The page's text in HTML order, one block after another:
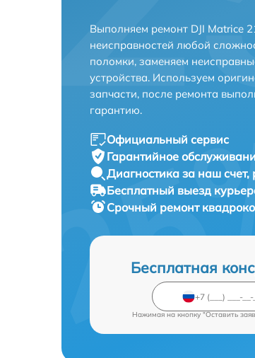
Выполняем ремонт DJI Matrice
неисправностей любой
поломки, заменяем
устройства. Используем
запчасти, после ремонта
гарантию.
Официальный сервис
Гарантийное
Диагностика за наш счет,
Бесплатный выезд
Срочный ремонт
Бесплатная
Нажимая на кнопку "Оставить